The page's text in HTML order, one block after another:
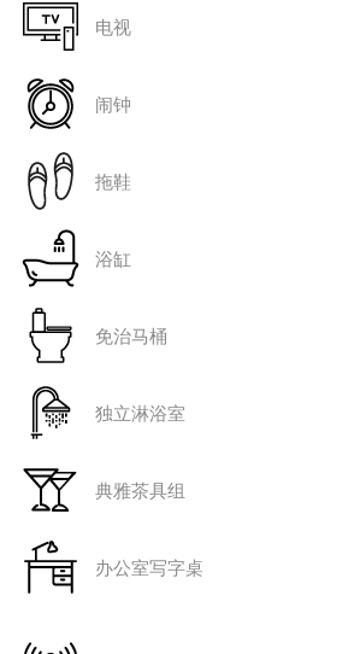
电视
闹钟
拖鞋
浴缸
免治马桶
独立淋浴室
典雅茶具组
办公室写字桌